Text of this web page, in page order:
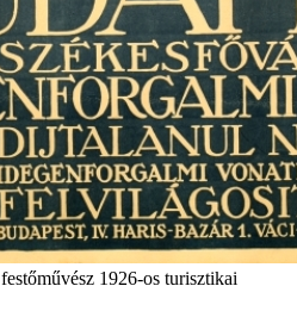
1926-os turisztikai